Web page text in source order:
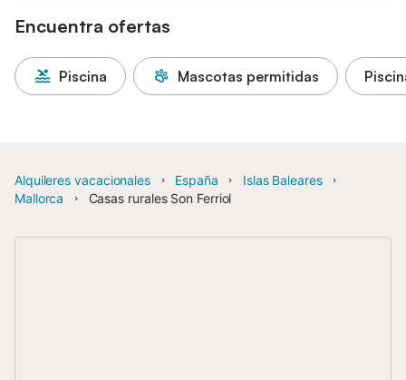
Encuentra ofertas
Piscina Mascotas permitidas
Alquileres vacacionales España
Islas Baleares
Mallorca
Casas rurales Son Ferriol